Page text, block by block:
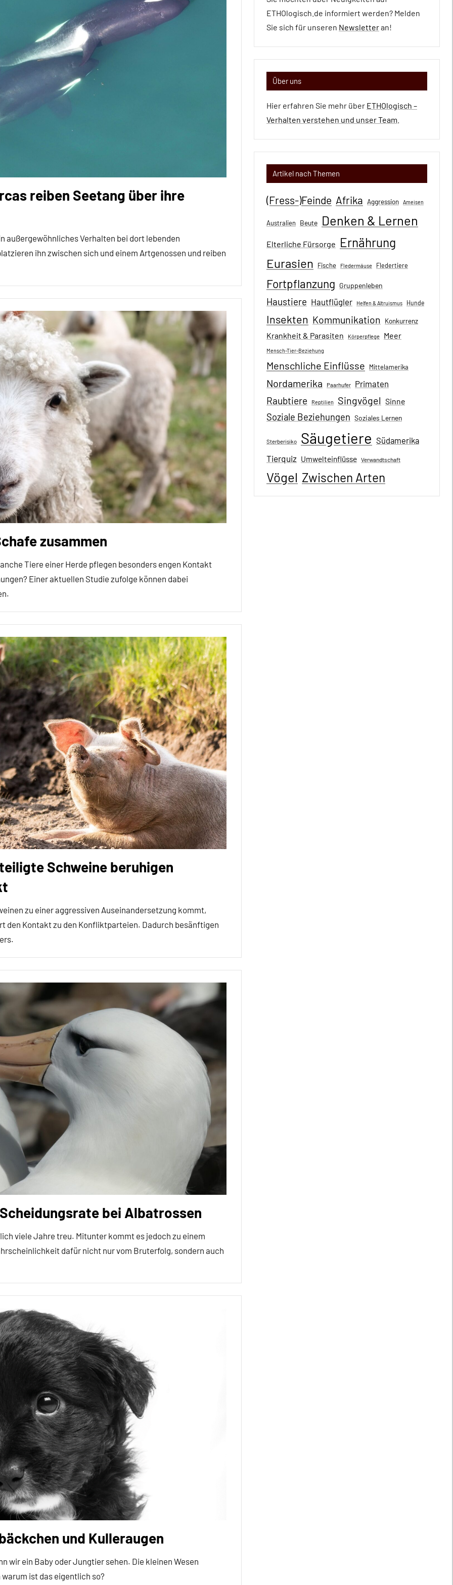
reiben Seetang über ihre
außergewöhnliches Verhalten bei dort lebenden
ihn zwischen sich und einem Artgenossen und reiben
zusammen
Tiere einer Herde pflegen besonders engen Kontakt
Einer aktuellen Studie zufolge können dabei
Schweine beruhigen
zu einer aggressiven Auseinandersetzung kommt,
den Kontakt zu den Konfliktparteien. Dadurch besänftigen
bei Albatrossen
viele Jahre treu. Mitunter kommt es jedoch zu einem
dafür nicht nur vom Bruterfolg, sondern auch
und Kulleraugen
wir ein Baby oder Jungtier sehen. Die kleinen Wesen
ist das eigentlich so?
ETHOlogisch.de informiert werden? Melden
Sie sich für unseren Newsletteran!
Über uns
Hier erfahren Sie mehr über ETHOlogisch –
Verhalten verstehen und unser Team
Artikel nach Themen
(Fress-)Feinde Afrika Aggression Ameisen
Australien Beute Denken & Lernen
Elterliche Fürsorge Ernährung
Eurasien Fische Fledermäuse Fledertiere
Fortpflanzung Gruppenleben
Haustiere Hautflügler Helfen & Altruismus Hunde
Insekten Kommunikation Konkurrenz
Krankheit & Parasiten Körperpflege Meer
Mensch-Tier-Beziehung
Menschliche Einflüsse Mittelamerika
Nordamerika Paarhufer Primaten
Raubtiere Reptilien Singvögel Sinne
Soziale Beziehungen Soziales Lernen
Sterberisiko Säugetiere Südamerika
Tierquiz Umwelteinflüsse Verwandtschaft
Vögel Zwischen Arten